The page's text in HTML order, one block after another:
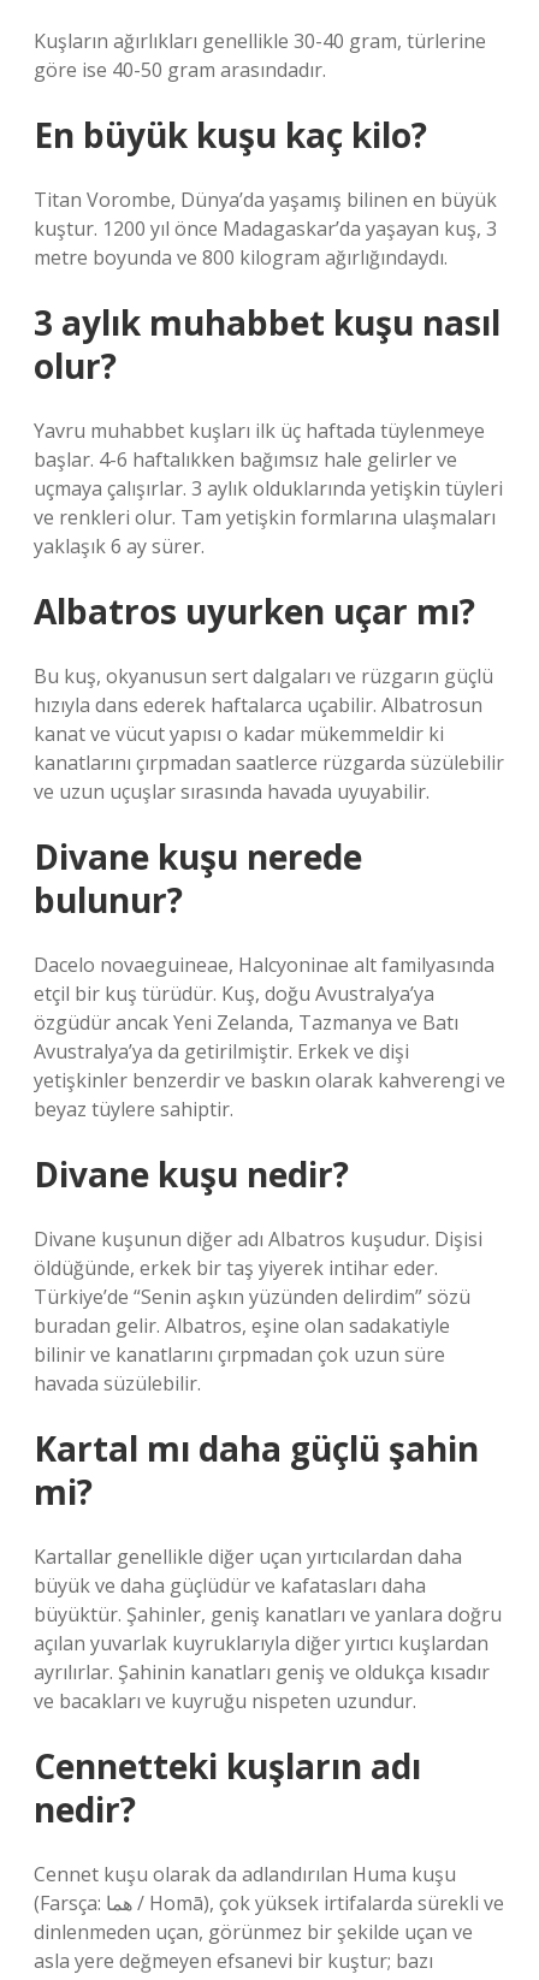
Kuşların ağırlıkları genellikle 30-40 gram, türlerine
göre ise 40-50 gram arasındadır.
En büyük kuşu kaç kilo?
Titan Vorombe, Dünya’da yaşamış bilinen en büyük
kuştur. 1200 yıl önce Madagaskar’da yaşayan kuş, 3
metre boyunda ve 800 kilogram ağırlığındaydı.
3 aylık muhabbet kuşu nasıl
olur?
Yavru muhabbet kuşları ilk üç haftada tüylenmeye
başlar. 4-6 haftalıkken bağımsız hale gelirler ve
uçmaya çalışırlar. 3 aylık olduklarında yetişkin tüyleri
ve renkleri olur. Tam yetişkin formlarına ulaşmaları
yaklaşık 6 ay sürer.
Albatros uyurken uçar mı?
Bu kuş, okyanusun sert dalgaları ve rüzgarın güçlü
hızıyla dans ederek haftalarca uçabilir. Albatrosun
kanat ve vücut yapısı o kadar mükemmeldir ki
kanatlarını çırpmadan saatlerce rüzgarda süzülebilir
ve uzun uçuşlar sırasında havada uyuyabilir.
Divane kuşu nerede
bulunur?
Dacelo novaeguineae, Halcyoninae alt familyasında
etçil bir kuş türüdür. Kuş, doğu Avustralya’ya
özgüdür ancak Yeni Zelanda, Tazmanya ve Batı
Avustralya’ya da getirilmiştir. Erkek ve dişi
yetişkinler benzerdir ve baskın olarak kahverengi ve
beyaz tüylere sahiptir.
Divane kuşu nedir?
Divane kuşunun diğer adı Albatros kuşudur. Dişisi
öldüğünde, erkek bir taş yiyerek intihar eder.
Türkiye’de “Senin aşkın yüzünden delirdim” sözü
buradan gelir. Albatros, eşine olan sadakatiyle
bilinir ve kanatlarını çırpmadan çok uzun süre
havada süzülebilir.
Kartal mı daha güçlü şahin
mi?
Kartallar genellikle diğer uçan yırtıcılardan daha
büyük ve daha güçlüdür ve kafatasları daha
büyüktür. Şahinler, geniş kanatları ve yanlara doğru
açılan yuvarlak kuyruklarıyla diğer yırtıcı kuşlardan
ayrılırlar. Şahinin kanatları geniş ve oldukça kısadır
ve bacakları ve kuyruğu nispeten uzundur.
Cennetteki kuşların adı
nedir?
Cennet kuşu olarak da adlandırılan Huma kuşu
(Farsça: هما / Homā), çok yüksek irtifalarda sürekli ve
dinlenmeden uçan, görünmez bir şekilde uçan ve
asla yere değmeyen efsanevi bir kuştur; bazı